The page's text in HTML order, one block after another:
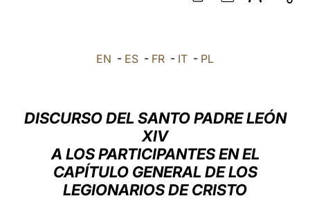
DEUTSCH
LATINE
EN - ES - FR - IT - PL
DISCURSO DEL SANTO PADRE LEÓN
XIV
A LOS PARTICIPANTES EN EL
CAPÍTULO GENERAL DE LOS
LEGIONARIOS DE CRISTO